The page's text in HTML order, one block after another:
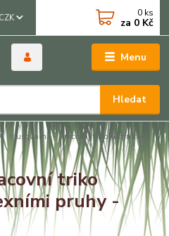
Menu
CZK
Hledat
0 ks
za 0 Kč
Husqvarna - Pracovní triko Technical s
triko
pruhy -